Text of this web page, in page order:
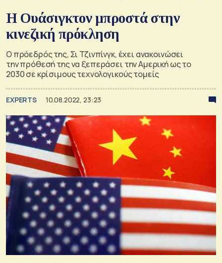
Η Ουάσιγκτον μπροστά στην
κινεζική πρόκληση
Ο πρόεδρός της, Σι Τζινπίνγκ, έχει ανακοινώσει
την πρόθεσή της να ξεπεράσει την Αμερική ως το
2030 σε κρίσιμους τεχνολογικούς τομείς
EXPERTS 10.08.2022, 23:23